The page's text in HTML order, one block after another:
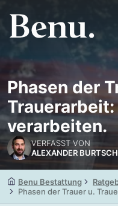
Phasen der
verarbeiten.
VERFASST VON
ALEXANDER
Benu Bestattung
Phasen der Trauer u.